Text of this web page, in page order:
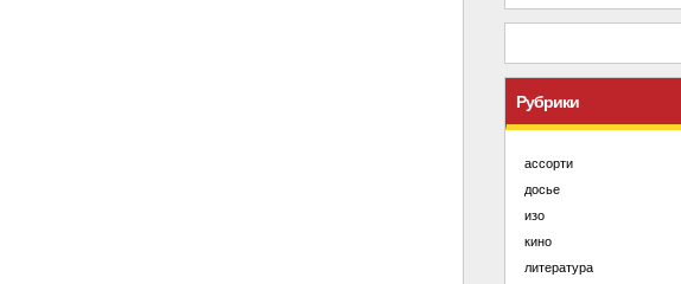
Рубрики
ассорти
досье
изо
кино
литература